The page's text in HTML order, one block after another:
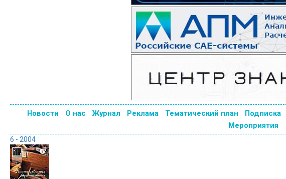
Новости О нас Журнал Реклама Тематический план Подписка
Мероприятия
6 - 2004